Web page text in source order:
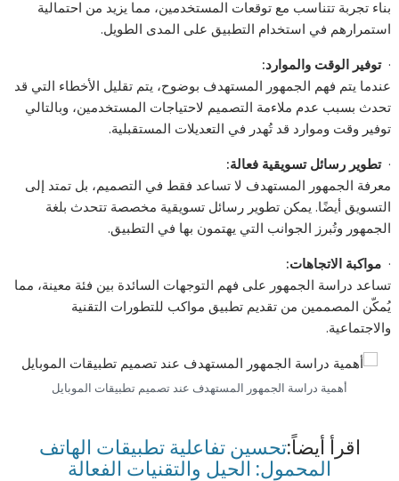
بناء تجربة تتناسب مع توقعات المستخدمين، مما يزيد من احتمالية
استمرارهم في استخدام التطبيق على المدى الطويل.
·توفير الوقت والموارد:
عندما يتم فهم الجمهور المستهدف بوضوح، يتم تقليل الأخطاء التي قد
تحدث بسبب عدم ملاءمة التصميم لاحتياجات المستخدمين، وبالتالي
توفير وقت وموارد قد تُهدر في التعديلات المستقبلية.
·تطوير رسائل تسويقية فعالة:
معرفة الجمهور المستهدف لا تساعد فقط في التصميم، بل تمتد إلى
التسويق أيضًا. يمكن تطوير رسائل تسويقية مخصصة تتحدث بلغة
الجمهور وتُبرز الجوانب التي يهتمون بها في التطبيق.
·مواكبة الاتجاهات:
تساعد دراسة الجمهور على فهم التوجهات السائدة بين فئة معينة، مما
يُمكّن المصممين من تقديم تطبيق مواكب للتطورات التقنية
والاجتماعية.
أهمية دراسة الجمهور المستهدف عند تصميم تطبيقات الموبايل
اقرأ أيضاً:تحسين تفاعلية تطبيقات الهاتف
المحمول: الحيل والتقنيات الفعالة